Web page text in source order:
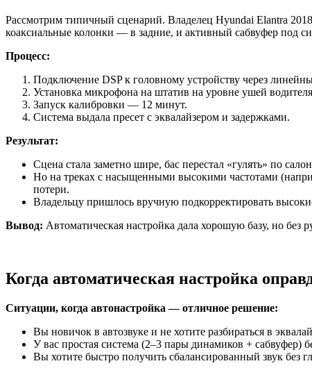
Рассмотрим типичный сценарий. Владелец Hyundai Elantra
коаксиальные колонки — в задние, и активный сабвуфер под
Процесс:
Подключение DSP к головному устройству через
Установка микрофона на штатив на уровне ушей
Запуск калибровки — 12 минут.
Система выдала пресет с эквалайзером и задержками.
Результат:
Сцена стала заметно шире, бас перестал «гулять» по
Но на треках с насыщенными высокими частотами
потери.
Владельцу пришлось вручную подкорректировать
Вывод: Автоматическая настройка дала хорошую базу, но без
Когда автоматическая настройка
Ситуации, когда автонастройка — отличное решение:
Вы новичок в автозвуке и не хотите разбираться в
У вас простая система (2–3 пары динамиков + сабвуфер)
Вы хотите быстро получить сбалансированный звук без